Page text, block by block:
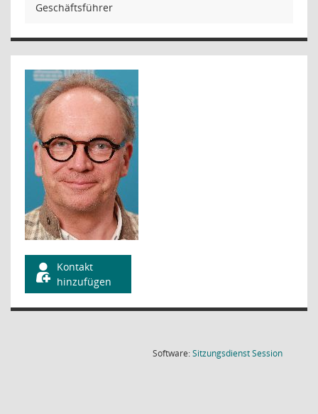
Geschäftsführer
Kontakt
hinzufügen
Software:SitzungsdienstSession(Wird in